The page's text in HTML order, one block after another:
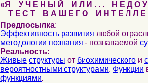
«Я У Ч Е Н Ы Й И Л И . . . Н Е Д О У
Т Е С Т В А Ш Е Г О И Н Т Е Л Л Е
Предпосылка:
Эффективность развития любой
методологии познания - познаваемой
Реальность:
Живые структуры от биохимического и
вероятностными структурами. Функции
функциями.